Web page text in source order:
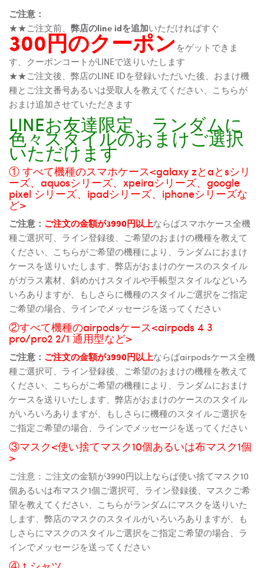
ご注意：
★★ご注文前、 弊店のline idを追加いただければすぐ
300円のクーポンをゲットできま
す、クーポンコートがLINEで送りいたします
★★ご注文後、弊店のLINE IDを登録いただいた後、おまけ機
種とご注文番号あるいは受取人を教えてください、こちらが
おまけ追加させていただきます
LINEお友達限定、ランダムに
色々スタイルのおまけご選択
いただけます
① すべて機種のスマホケース<galaxy zとaとsシリ
ーズ、aquosシリーズ、xpeiraシリーズ、google
pixel シリーズ、ipadシリーズ、iphoneシリーズな
ど>
ご注意： ご注文の金額が3990円以上ならばスマホケース全機
種ご選択可、ライン登録後、ご希望のおまけの機種を教えて
ください、こちらがご希望の機種により、ランダムにおまけ
ケースを送りいたします、弊店がおまけのケースのスタイル
がガラス素材、斜めかけスタイルや手帳型スタイルなどいろ
いろありますが、もしさらに機種のスタイルご選択をご指定
ご希望の場合、ラインでメッセージを送ってください
②すべて機種のairpodsケース<airpods 4 3
pro/pro2 2/1 通用型など>
ご注意： ご注文の金額が3990円以上ならばairpodsケース全機
種ご選択可、ライン登録後、ご希望のおまけの機種を教えて
ください、こちらがご希望の機種により、ランダムにおまけ
ケースを送りいたします、弊店がおまけのケースのスタイル
がいろいろありますが、もしさらに機種のスタイルご選択を
ご指定ご希望の場合、ラインでメッセージを送ってください
③マスク<使い捨てマスク10個あるいは布マスク1個
>
ご注意：ご注文の金額が3990円以上ならば使い捨てマスク10
個あるいは布マスク1個ご選択可、ライン登録後、マスクご希
望を教えてください、こちらがランダムにマスクを送りいた
します、弊店のマスクのスタイルがいろいろありますが、も
しさらにマスクのスタイルご選択をご指定ご希望の場合、ラ
インでメッセージを送ってください